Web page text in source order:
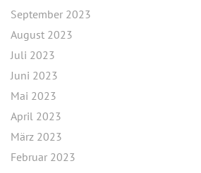
September 2023
August 2023
Juli 2023
Juni 2023
Mai 2023
April 2023
März 2023
Februar 2023